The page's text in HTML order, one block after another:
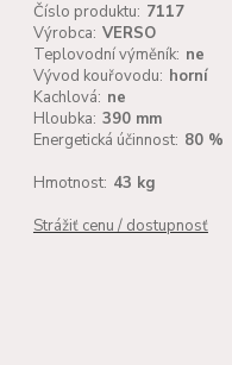
Číslo produktu: 7117
Výrobca: VERSO
Teplovodní výměník: ne
Vývod kouřovodu: horní
Kachlová: ne
Hloubka: 390 mm
Energetická účinnost: 80 %
Hmotnost: 43 kg
Strážiť cenu / dostupnosť